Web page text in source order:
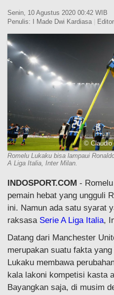
LIGA JERMAN
LIGA PRANCIS
LIGA EUROPA
KOMUNITAS SEHAT
Senin, 10 Agustus 2020 00:42 WIB
Penulis:
I Made Dwi Kardiasa
© Claudio
Romelu Lukaku bisa lampaui
A Liga Italia, Inter Milan.
INDOSPORT.COM -
pemain hebat yang ungguli
ini. Namun ada satu syarat
raksasa Serie A Liga Italia,
Datang dari Manchester
merupakan suatu fakta
Lukaku membawa
kala lakoni kompetisi kasta
Bayangkan saja, di musim